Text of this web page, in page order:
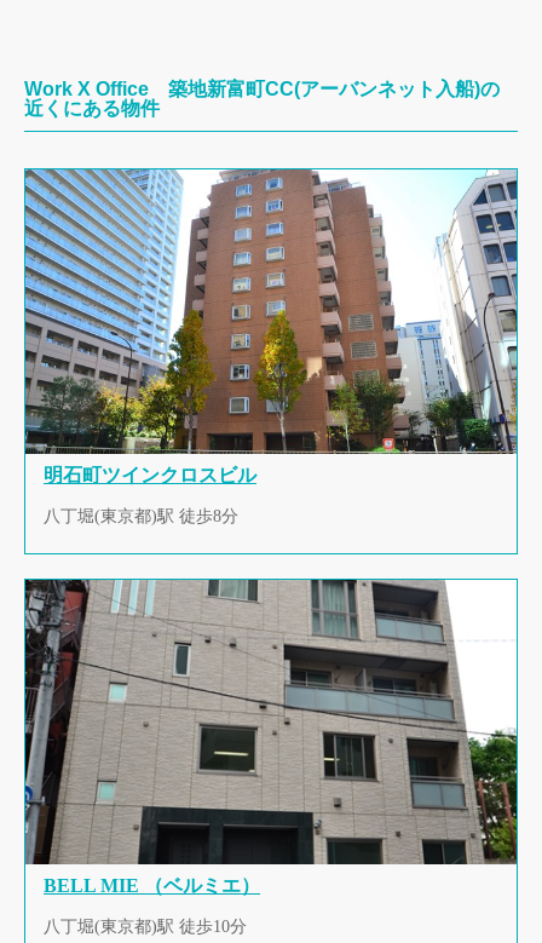
Work X Office 築地新富町CC(アーバンネット入船)の
近くにある物件
明石町ツインクロスビル
八丁堀(東京都)駅 徒歩8分
BELL MIE （ベルミエ）
八丁堀(東京都)駅 徒歩10分